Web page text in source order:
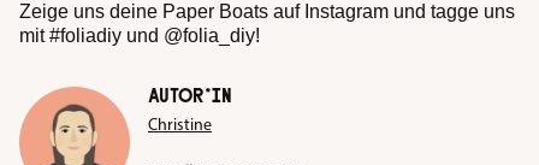
AUTOR*IN
Christine
Zeige uns deine Paper Boats auf Instagram und tagge uns
mit #foliadiy und @folia_diy!